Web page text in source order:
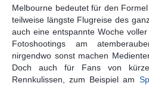
Melbourne bedeutet für den
teilweise längste Flugreise des
auch eine entspannte Woche
Fotoshootings am
nirgendwo sonst machen
Doch auch für Fans von
Rennkulissen, zum Beispiel am